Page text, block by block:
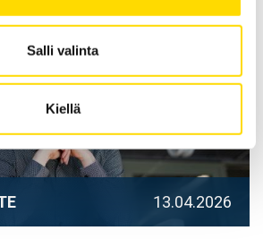
Salli valinta
Kiellä
13.04.2026